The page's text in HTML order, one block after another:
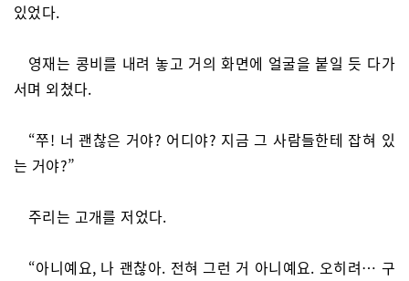
있었다.
영재는 콩비를 내려 놓고 거의 화면에 얼굴을 붙일 듯 다가
서며 외쳤다.
“쭈! 너 괜찮은 거야? 어디야? 지금 그 사람들한테 잡혀 있
는 거야?”
주리는 고개를 저었다.
“아니예요, 나 괜찮아. 전혀 그런 거 아니예요. 오히려… 구